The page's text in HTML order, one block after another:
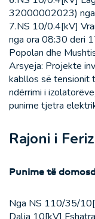
32000002023)
7.NS 10/0.4[kV]
nga ora 08:30 deri
Popolan dhe
Arsyeja: Projekte
kabllos së tensionit
ndërrimi i
punime tjetra
Rajoni i
Punime të
Nga NS 110/35/